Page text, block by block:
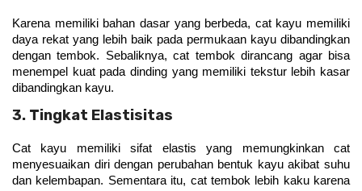
Karena memiliki bahan dasar yang berbeda, cat kayu memiliki
daya rekat yang lebih baik pada permukaan kayu dibandingkan
dengan tembok. Sebaliknya, cat tembok dirancang agar bisa
menempel kuat pada dinding yang memiliki tekstur lebih kasar
dibandingkan kayu.
3. Tingkat Elastisitas
Cat kayu memiliki sifat elastis yang memungkinkan cat
menyesuaikan diri dengan perubahan bentuk kayu akibat suhu
dan kelembapan. Sementara itu, cat tembok lebih kaku karena